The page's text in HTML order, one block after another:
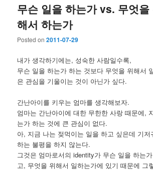
무슨 일을 하는가 vs. 무엇을
해서 하는가
Posted on2011-07-29
내가 생각하기에는, 성숙한 사람일수록,
무슨 일을 하는가 하는 것보다 무엇을 위해서
은 관심을 기울이는 것이 아닌가 싶다.
간난아이를 키우는 엄마를 생각해보자.
엄마는 간난아이에 대한 무한한 사랑 때문에,
는가 하는 것에 큰 관심이 없다.
아, 지금 나는 젖먹이는 일을 하고 싶은데 기
하는 불평을 하지 않는다.
그것은 엄마로서의 identity가 무슨 일을 하는
고, 무엇을 위해서 일하는가에 있기 때문에 그